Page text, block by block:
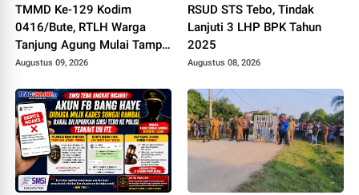
TMMD Ke-129 Kodim
0416/Bute, RTLH Warga
Tanjung Agung Mulai Tampil
Lebih Rapi dan Layak Huni
Augustus 09, 2026
RSUD STS Tebo, Tindak
Lanjuti 3 LHP BPK Tahun
2025
Augustus 08, 2026